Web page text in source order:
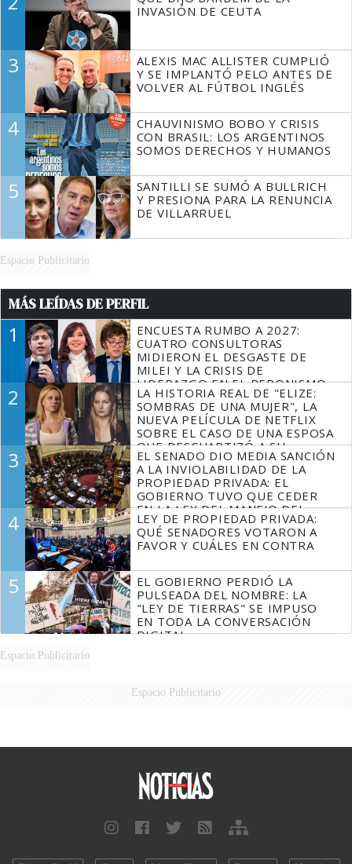
INVASIÓN DE CEUTA
3
ALEXIS MAC ALLISTER CUMPLIÓ
Y SE IMPLANTÓ PELO ANTES DE
VOLVER AL FÚTBOL INGLÉS
4
CHAUVINISMO BOBO Y CRISIS
CON BRASIL: LOS ARGENTINOS
SOMOS DERECHOS Y HUMANOS
5
SANTILLI SE SUMÓ A BULLRICH
Y PRESIONA PARA LA RENUNCIA
DE VILLARRUEL
Espacio Publicitario
MÁS LEÍDAS DE PERFIL
1
ENCUESTA RUMBO A 2027:
CUATRO CONSULTORAS
MIDIERON EL DESGASTE DE
MILEI Y LA CRISIS DE
LIDERAZGO EN EL PERONISMO
2
LA HISTORIA REAL DE "ELIZE:
SOMBRAS DE UNA MUJER", LA
NUEVA PELÍCULA DE NETFLIX
SOBRE EL CASO DE UNA ESPOSA
QUE DESCUARTIZÓ A SU
MARIDO
3
EL SENADO DIO MEDIA SANCIÓN
A LA INVIOLABILIDAD DE LA
PROPIEDAD PRIVADA: EL
GOBIERNO TUVO QUE CEDER
EN LA LEY DEL MANEJO DEL
FUEGO
4
LEY DE PROPIEDAD PRIVADA:
QUÉ SENADORES VOTARON A
FAVOR Y CUÁLES EN CONTRA
5
EL GOBIERNO PERDIÓ LA
PULSEADA DEL NOMBRE: LA
"LEY DE TIERRAS" SE IMPUSO
EN TODA LA CONVERSACIÓN
DIGITAL
Espacio Publicitario
Espacio Publicitario